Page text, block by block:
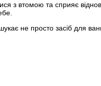
з втомою та сприяє
не просто засіб для